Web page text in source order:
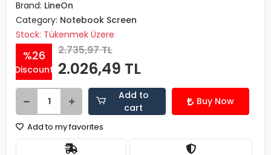
Brand: LineOn
Category: Notebook Screen
Stock: Tükenmek Üzere
%26
Discount
2.735,97 TL
2.026,49 TL
Add to
cart
Buy Now
Add to my favorites